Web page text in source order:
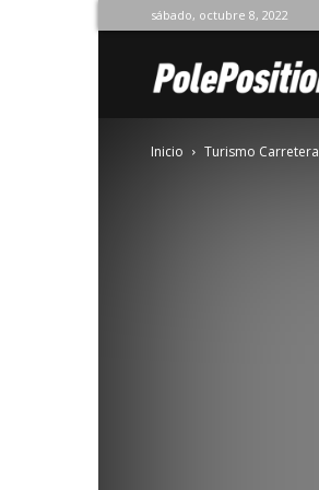
sábado, octubre 8, 2022
Inicio Turismo Carretera